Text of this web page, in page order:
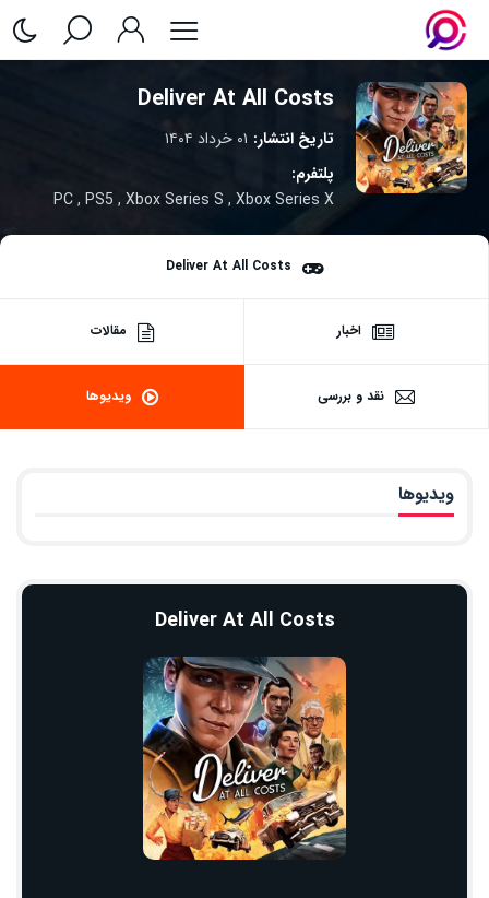
Deliver At All Costs
تاریخ انتشار: ۰۱ خرداد ۱۴۰۴
پلتفرم:
PC, PS5 , Xbox Series S , Xbox Series X
Deliver At All Costs
اخبار مقالات
نقد و بررسی ویدیوها
ویدیوها
Deliver At All Costs